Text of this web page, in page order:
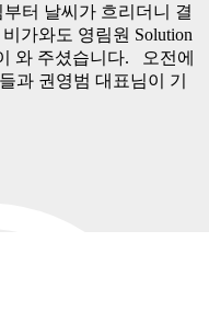
부터 날씨가 흐리더니 결
가와도 영림원 Solution
와 주셨습니다. 오전에
과 권영범 대표님이 기